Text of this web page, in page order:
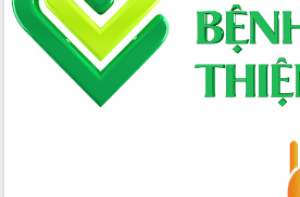
Xây dựng nông thôn mới: Nâng cao đời
sống người dân từ những mô hình thiết
Quyết liệt tháo gỡ vướng mắc, đẩy
nhanh tiến độ các dự án trọng điểm